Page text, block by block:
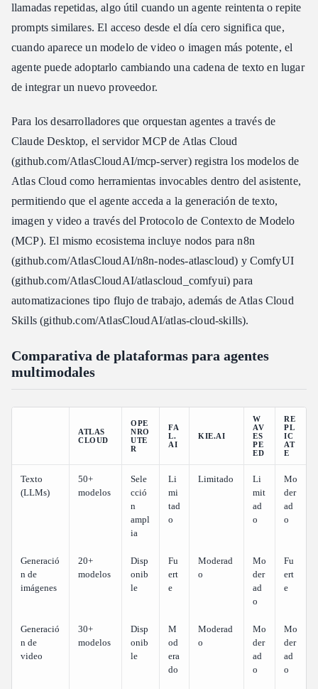
llamadas repetidas, algo útil cuando un agente reintenta o repite
prompts similares. El acceso desde el día cero significa que,
cuando aparece un modelo de video o imagen más potente, el
agente puede adoptarlo cambiando una cadena de texto en lugar
de integrar un nuevo proveedor.
Para los desarrolladores que orquestan agentes a través de
Claude Desktop, el servidor MCP de Atlas Cloud
(github.com/AtlasCloudAI/mcp-server) registra los modelos de
Atlas Cloud como herramientas invocables dentro del asistente,
permitiendo que el agente acceda a la generación de texto,
imagen y video a través del Protocolo de Contexto de Modelo
(MCP). El mismo ecosistema incluye nodos para n8n
(github.com/AtlasCloudAI/n8n-nodes-atlascloud) y ComfyUI
(github.com/AtlasCloudAI/atlascloud_comfyui) para
automatizaciones tipo flujo de trabajo, además de Atlas Cloud
Skills (github.com/AtlasCloudAI/atlas-cloud-skills).
Comparativa de plataformas para agentes
multimodales
ATLAS
CLOUD
OPE
NRO
UTE
R
FA
L.
AI
KIE.AI
W
AV
ES
PE
ED
RE
PL
IC
AT
E
Texto
(LLMs)
50+
modelos
Sele
cció
n
ampl
ia
Li
mi
tad
o
Limitado
Li
mit
ad
o
Mo
der
ad
o
Generació
n de
imágenes
20+
modelos
Disp
onib
le
Fu
ert
e
Moderad
o
Mo
der
ad
o
Fu
ert
e
Generació
n de
video
30+
modelos
Disp
onib
le
M
od
era
do
Moderad
o
Mo
der
ad
o
Mo
der
ad
o